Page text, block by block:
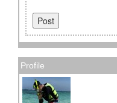
Profile